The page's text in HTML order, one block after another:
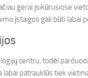
gerai įsikūrusiose
įstaigos gali būti labai
centru, todėl
labai patrauklūs tiek